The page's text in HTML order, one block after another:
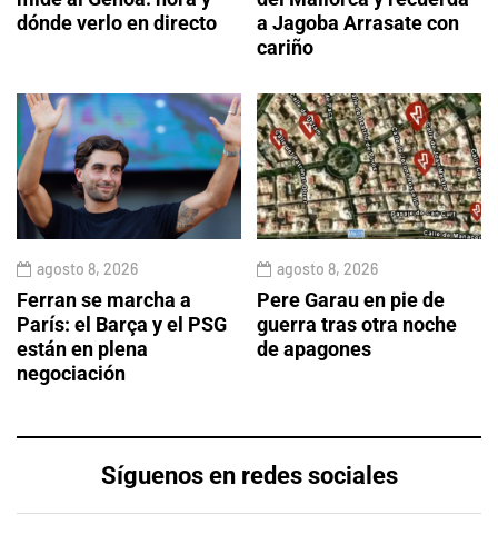
dónde verlo en directo
a Jagoba Arrasate con
cariño
agosto 8, 2026
Ferran se marcha a
París: el Barça y el PSG
están en plena
negociación
agosto 8, 2026
Pere Garau en pie de
guerra tras otra noche
de apagones
Síguenos en redes sociales